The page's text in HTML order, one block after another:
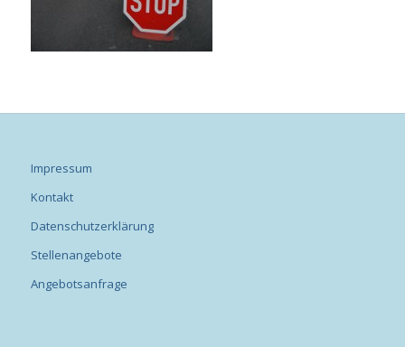
Impressum
Kontakt
Datenschutzerklärung
Stellenangebote
Angebotsanfrage